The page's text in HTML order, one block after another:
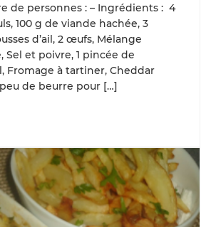
de personnes : – Ingrédients : 4
100 g de viande hachée, 3
d’ail, 2 œufs, Mélange
Sel et poivre, 1 pincée de
Fromage à tartiner, Cheddar
de beurre pour […]